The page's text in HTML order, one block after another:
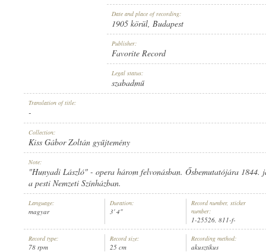
ARTIST: ARÁNYI DEZSŐ ISMERETLEN ZENÉSZ (ZONGORA)
FAVORITE RECORD
1-25526
Date and place of recording:
1905 körül, Budapest
Publisher:
Favorite Record
Legal status:
szabadmű
Translation of title:
-
Collection:
Kiss Gábor Zoltán gyűjtemény
Note:
"Hunyadi László" - opera három felvonásban. Ősbemutatójára 1844.
a pesti Nemzeti Színházban.
Language:
magyar
Duration:
3' 4"
Record number, sticker
number:
1-25526, 811-f-
Record type:
78 rpm
Record size:
25 cm
Recording method:
akusztikus